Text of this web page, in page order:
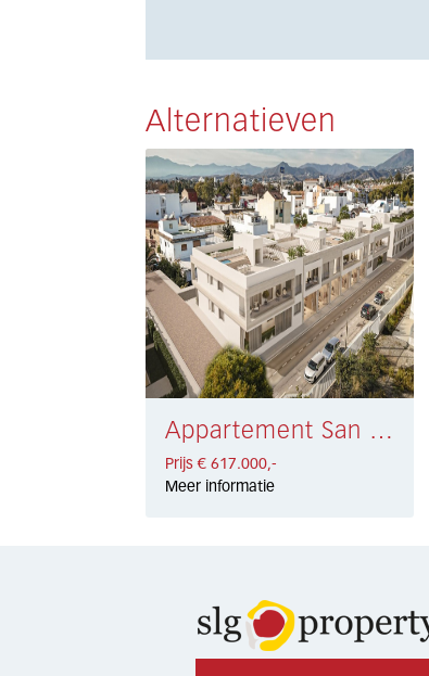
Alternatieven
Appartement San Pedro Playa € 617.000,-
Prijs € 617.000,-
Meer informatie